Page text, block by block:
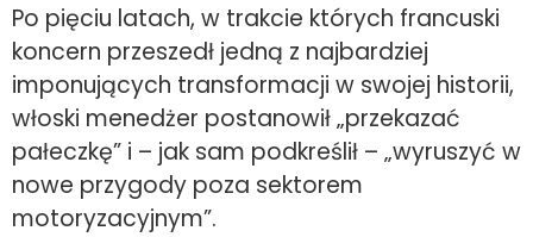
Po pięciu latach, w trakcie których francuski
koncern przeszedł jedną z najbardziej
imponujących transformacji w swojej historii,
włoski menedżer postanowił „przekazać
pałeczkę” i – jak sam podkreślił – „wyruszyć w
nowe przygody poza sektorem
motoryzacyjnym”.